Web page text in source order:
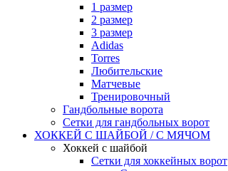
1 размер
2 размер
3 размер
Adidas
Torres
Любительские
Матчевые
Тренировочный
Гандбольные ворота
Сетки для гандбольных ворот
ХОККЕЙ С ШАЙБОЙ / С МЯЧОМ
Хоккей с шайбой
Сетки для хоккейных ворот